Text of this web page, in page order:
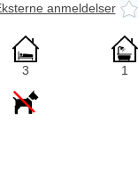
anmeldelser
3 1